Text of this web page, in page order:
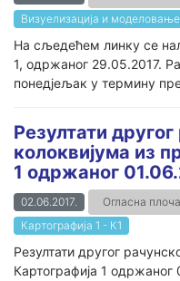
Визуелизација и
На сљедећем линку се
1, одржаног 29.05.2017.
понедјељак у термину
Резултати
колоквијума из
1 одржаног
02.06.2017. Огласна плоча
Картографија 1 - К1
Резултати другог
Картографија 1 одржаног